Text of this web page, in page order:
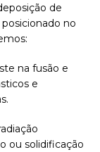
de
no
na fusão e
e
ou solidificação